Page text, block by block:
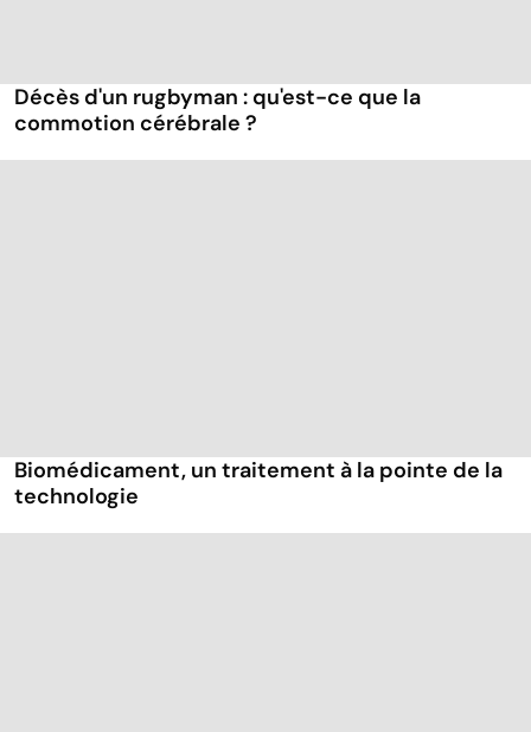
Décès d'un rugbyman : qu'est-ce que la
commotion cérébrale ?
Biomédicament, un traitement à la pointe de la
technologie